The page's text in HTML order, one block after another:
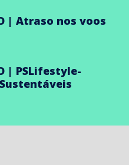
| Atraso nos voos
| PSLifestyle-